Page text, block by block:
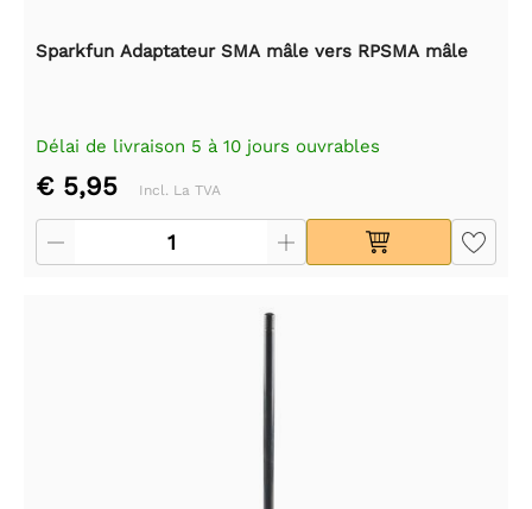
Sparkfun Adaptateur SMA mâle vers RPSMA mâle
Délai de livraison 5 à 10 jours ouvrables
€ 5,95 Incl. La TVA